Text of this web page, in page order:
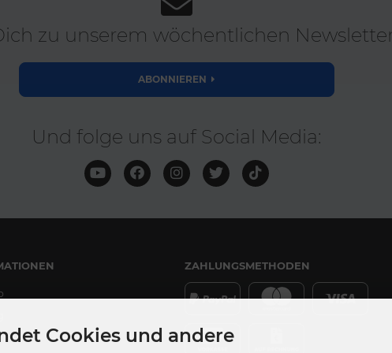
zu unserem wöchentlichen
ABONNIEREN
Und folge uns auf Social Media:
ZAHLUNGSMETHODEN
Cookies und andere